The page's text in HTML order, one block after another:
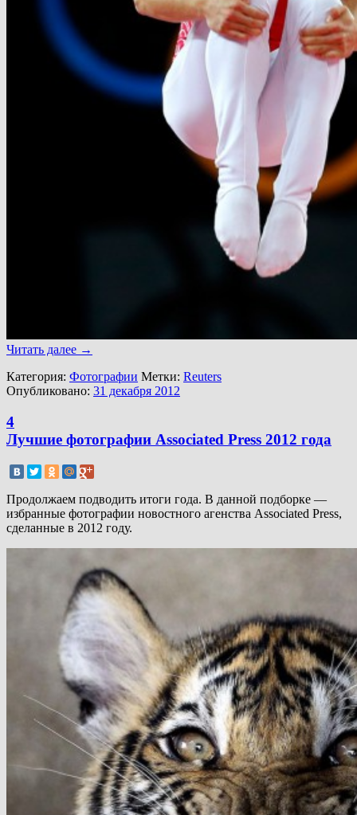
Читать далее →
Категория: Фотографии Метки: Reuters
Опубликовано: 31 декабря 2012
4
Лучшие фотографии Associated Press 2012 года
Продолжаем подводить итоги года. В данной подборке —
избранные фотографии новостного агенства Associated Press,
сделанные в 2012 году.